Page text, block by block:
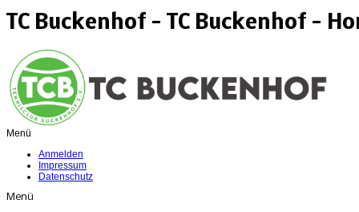
TC Buckenhof - TC Buckenhof -
Menü
Anmelden
Impressum
Datenschutz
Menü